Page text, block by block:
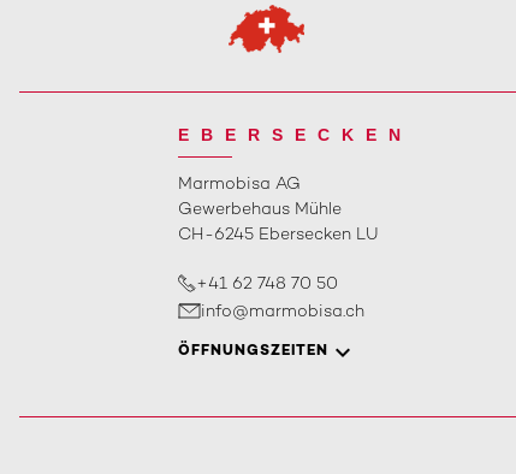
EBERSECKEN
Marmobisa AG
Gewerbehaus Mühle
CH-6245 Ebersecken LU
+41 62 748 70 50
info@marmobisa.ch
ÖFFNUNGSZEITEN